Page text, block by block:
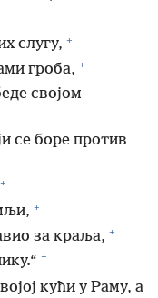
слугу, +
гроба, +
својом
се боре против
+
+
за краља, +
+
кући у Раму, а